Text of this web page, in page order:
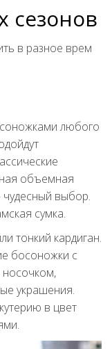
сезонов
в разное врем
любого
объемная
выбор.
сумка.
тонкий кардиган.
босоножки с
украшения.
в цвет